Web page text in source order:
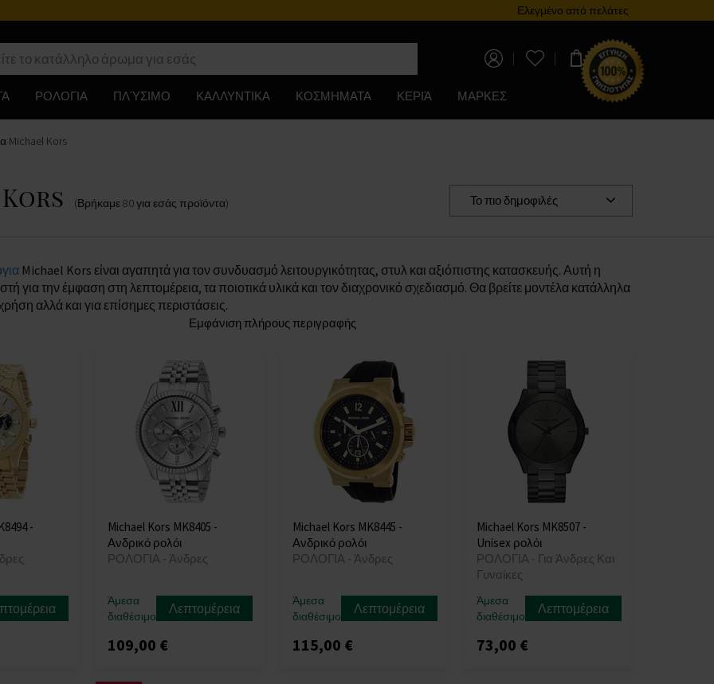
Πρόγραμμα επιβράβευσηςΕλεγμένο από πελάτες
0,00 €
ΡΟΛΟΓΙΑ ΠΛΎΣΙΜΟ ΚΑΛΛΥΝΤΙΚΑ ΚΟΣΜΗΜΑΤΑ ΚΕΡΙΆ ΜΑΡΚΕΣ
Michael Kors
Kors (Βρήκαμε80για εσάς προϊόντα) Το πιο δημοφιλές
Michael Kors είναι αγαπητά για τον συνδυασμό λειτουργικότητας, στυλ και αξιόπιστης κατασκευής. Αυτή η
για την έμφαση στη λεπτομέρεια, τα ποιοτικά υλικά και τον διαχρονικό σχεδιασμό. Θα βρείτε μοντέλα κατάλληλα
αλλά και για επίσημες περιστάσεις.
Εμφάνιση πλήρους περιγραφής
-
Michael Kors MK8405 -
Ανδρικό ρολόι
ΡΟΛΟΓΙΑ - Άνδρες
Άμεσα
διαθέσιμο
Λεπτομέρεια
109,00 €
Michael Kors MK8445 -
Ανδρικό ρολόι
ΡΟΛΟΓΙΑ - Άνδρες
Άμεσα
διαθέσιμο
Λεπτομέρεια
115,00 €
Michael Kors MK8507 -
Unisex ρολόι
ΡΟΛΟΓΙΑ - Για Άνδρες Και
Γυναίκες
Άμεσα
διαθέσιμο
Λεπτομέρεια
73,00 €